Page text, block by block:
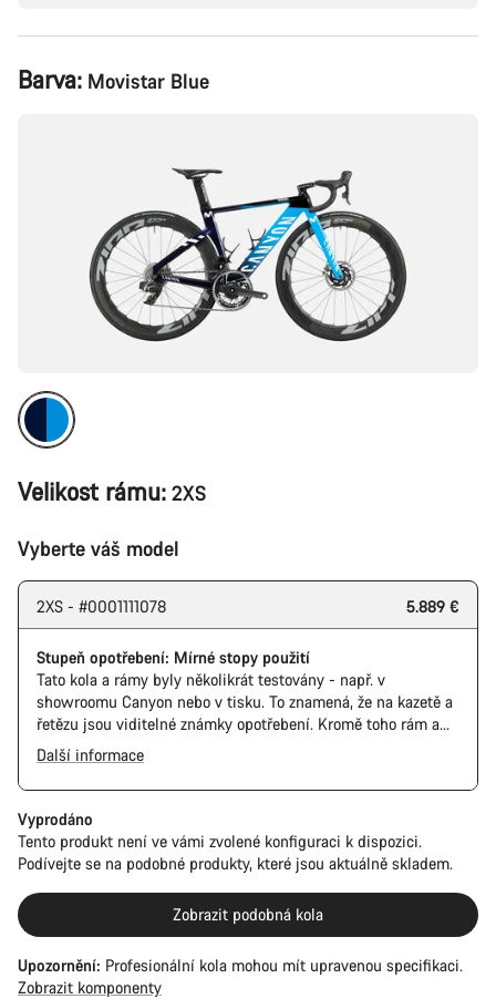
Konfigurace
produktu
Barva: Movistar Blue
Velikost rámu: 2XS
Vyberte váš model
2XS - #0001111078 5.889 €
Stupeň opotřebení: Mírné stopy použití
Tato kola a rámy byly několikrát testovány - např. v
showroomu Canyon nebo v tisku. To znamená, že na kazetě a
řetězu jsou viditelné známky opotřebení. Kromě toho rám a
komponenty mohou mít škrábance, poškození laku a barevné
odchylky. Všechny součásti však fungují perfektně.
Další informace
Vyprodáno
Tento produkt není ve vámi zvolené konfiguraci k dispozici.
Podívejte se na podobné produkty, které jsou aktuálně skladem.
Zobrazit podobná kola
Upozornění: Profesionální kola mohou mít upravenou specifikaci.
Zobrazit komponenty